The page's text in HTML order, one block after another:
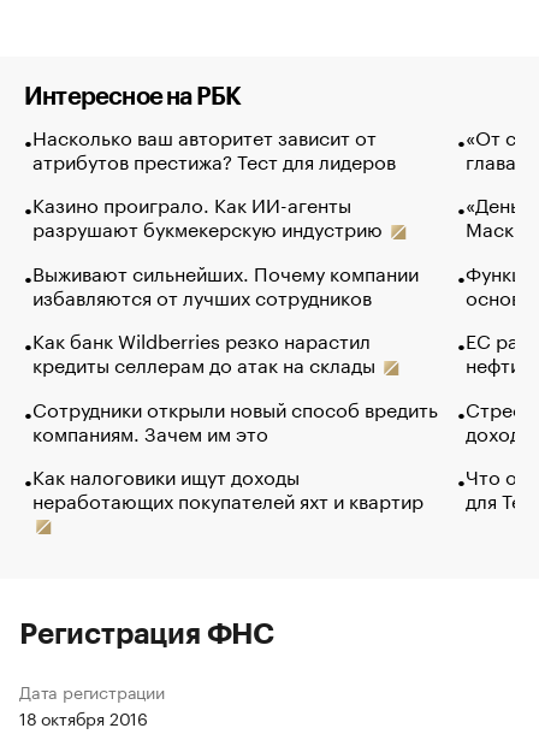
Интересное на РБК
Насколько ваш авторитет зависит от
атрибутов престижа? Тест для лидеров
Казино проиграло. Как ИИ-агенты
разрушают букмекерскую индустрию
Выживают сильнейших. Почему компании
избавляются от лучших сотрудников
Как банк Wildberries резко нарастил
кредиты селлерам до атак на склады
Сотрудники открыли новый способ вредить
компаниям. Зачем им это
Как налоговики ищут доходы
неработающих покупателей яхт и квартир
«От
глава
Маск в
основ
ЕС
нефти
Что
для
Регистрация ФНС
Дата регистрации
18 октября 2016